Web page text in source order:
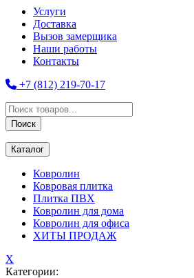
Услуги
Доставка
Вызов замерщика
Наши работы
Контакты
+7 (812) 219-70-17
Поиск
товаров
Поиск
Каталог
Ковролин
Ковровая плитка
Плитка ПВХ
Ковролин для дома
Ковролин для офиса
ХИТЫ ПРОДАЖ
X
Категории: